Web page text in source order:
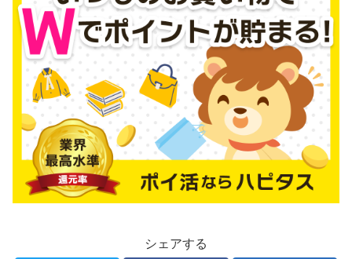
シェアする